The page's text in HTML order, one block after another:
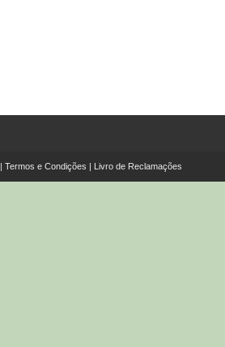
Termos e Condições | Livro de Reclamações